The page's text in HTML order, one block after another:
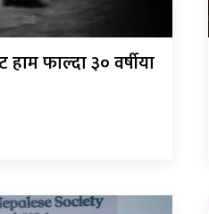
फाल्दा ३० वर्षीया